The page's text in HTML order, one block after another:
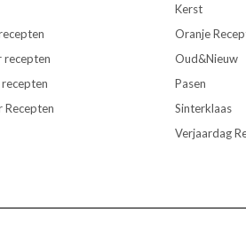
recepten
Recepten
Kerst
Oranje
Oud&Nieuw
Pasen
Sinterklaas
Verjaardag